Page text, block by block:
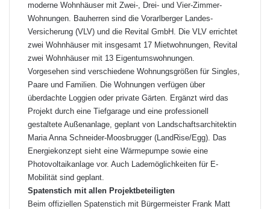
moderne Wohnhäuser mit Zwei-, Drei- und Vier-Zimmer-
Wohnungen. Bauherren sind die Vorarlberger Landes-
Versicherung (VLV) und die Revital GmbH. Die VLV errichtet
zwei Wohnhäuser mit insgesamt 17 Mietwohnungen, Revital
zwei Wohnhäuser mit 13 Eigentumswohnungen.
Vorgesehen sind verschiedene Wohnungsgrößen für Singles,
Paare und Familien. Die Wohnungen verfügen über
überdachte Loggien oder private Gärten. Ergänzt wird das
Projekt durch eine Tiefgarage und eine professionell
gestaltete Außenanlage, geplant von Landschaftsarchitektin
Maria Anna Schneider-Moosbrugger (LandRise/Egg). Das
Energiekonzept sieht eine Wärmepumpe sowie eine
Photovoltaikanlage vor. Auch Lademöglichkeiten für E-
Mobilität sind geplant.
Spatenstich mit allen Projektbeteiligten
Beim offiziellen Spatenstich mit Bürgermeister Frank Matt